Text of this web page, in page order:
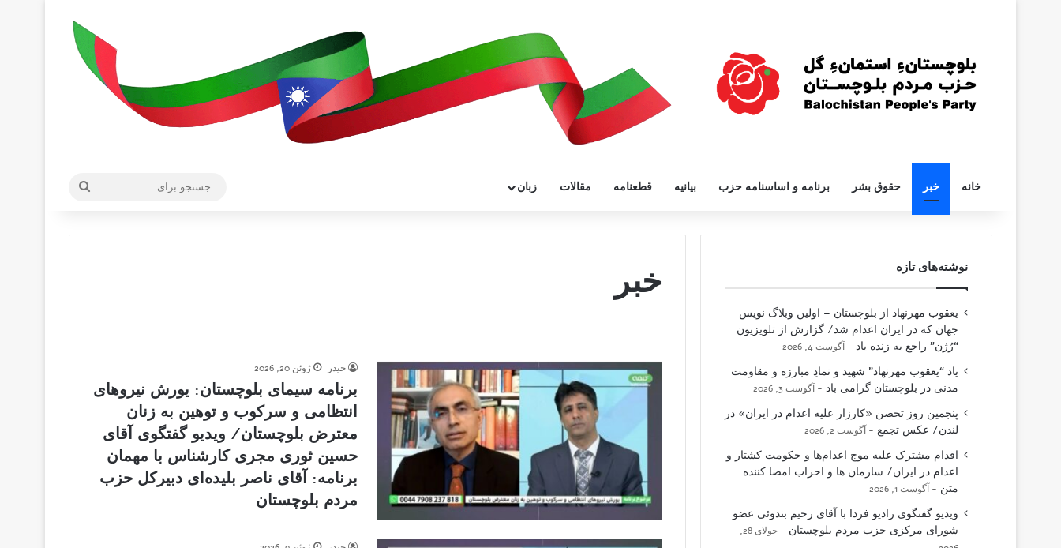
خانه خبر حقوق بشر برنامه و اساسنامه حزب بیانیه قطعنامه مقالات زبان
خبر
حیدر ژوئن 20, 2026
برنامه سیمای بلوچستان: یورش نیروهای
انتظامی و سرکوب و توهین به زنان
معترض بلوچستان/ ویدیو گفتگوی آقای
حسین ثوری مجری کارشناس با مهمان
برنامه: آقای ناصر بلیده‌ای دبیرکل حزب
مردم بلوچستان
نوشته‌های تازه
یعقوب مهرنهاد از بلوچستان – اولین وبلاگ نویس
جهان که در ایران اعدام شد/ گزارش از تلویزیون
“رُژن” راجع به زنده یاد
آگوست 4, 2026
یاد “یعقوب مهرنهاد” شهید و نمادِ مبارزه و مقاومت
مدنی در بلوچستان گرامی باد
آگوست 3, 2026
پنجمین روز تحصن «کارزار علیه اعدام در ایران» در
لندن/ عکس تجمع
آگوست 2, 2026
اقدام مشترک علیه موج اعدام‌ها و حکومت کشتار و
اعدام در ایران/ سازمان ها و احزاب امضا کننده
متن
آگوست 1, 2026
ویدیو گفتگوی رادیو فردا با آقای رحیم بندوئی عضو
شورای مرکزی حزب مردم بلوچستان
جولای 28,